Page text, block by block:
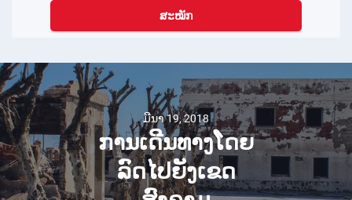
ສະໝັກ
ເມສາ 14, 2024
10 ຂໍ້ເທັດຈິງທີ່ໜ້າ
ສົນໃຈກ່ຽວກັບ
ສາທາລະນະລັດ